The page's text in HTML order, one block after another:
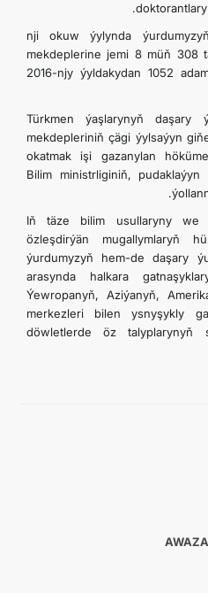
2017- 2018-nji okuw ýylynda
mekdeplerine jemi 8 müň 308
2016-njy ýyldakydan 1052
Türkmen ýaşlarynyň daşary
mekdepleriniň çägi ýylsaýyn
okatmak işi gazanylan
Bilim ministrliginiň,
Iň täze bilim usullaryny we
özleşdirýän mugallymlaryň
ýurdumyzyň hem-de daşary
arasynda halkara
Ýewropanyň, Aziýanyň,
merkezleri bilen ysnyşykly
döwletlerde öz talyplarynyň